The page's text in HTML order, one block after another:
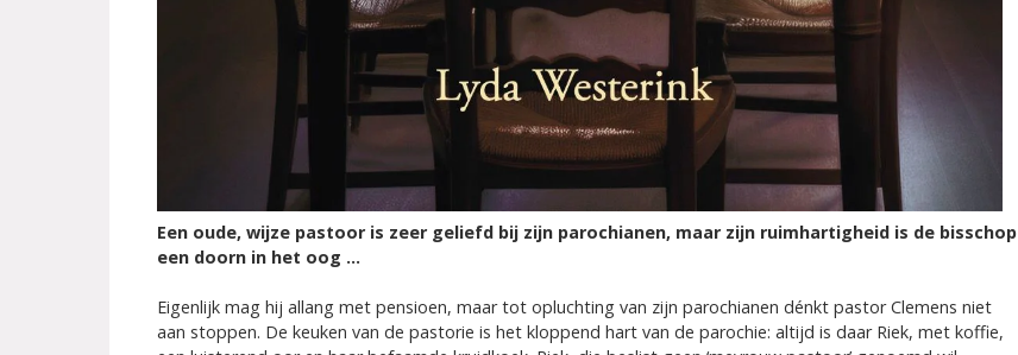
Een oude, wijze pastoor is zeer geliefd bij zijn parochianen, maar zijn ruimhartigheid is de bisschop
een doorn in het oog …
Eigenlijk mag hij allang met pensioen, maar tot opluchting van zijn parochianen dénkt pastor Clemens niet
aan stoppen. De keuken van de pastorie is het kloppend hart van de parochie: altijd is daar Riek, met koffie,